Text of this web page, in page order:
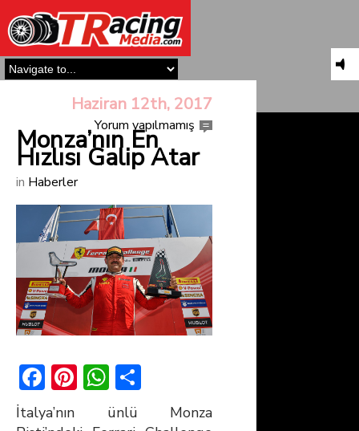
Haziran 12th, 2017
Yorum yapılmamış
Monza’nın En
Hızlısı Galip Atar
in Haberler
F
ac
Pi W
h
İtalya’nın ünlü Monza